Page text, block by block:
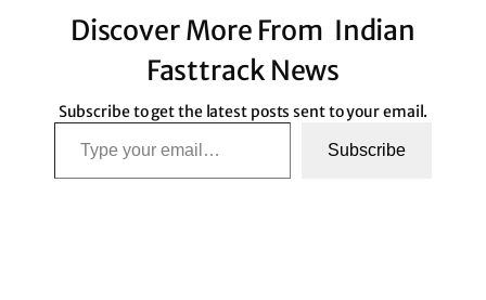
Discover More From Indian
Fasttrack News
Subscribe to get the latest posts sent to your email.
Type your email…
Subscribe